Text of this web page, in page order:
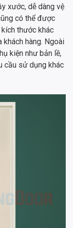
xước, dễ dàng vệ
có thể được
thước khác
hàng. Ngoài
kiện như bản lề,
cầu sử dụng khác